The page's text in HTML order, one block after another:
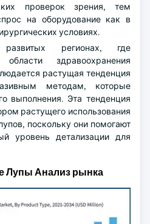
проверок зрения, тем
на оборудование как в
условиях.
регионах, где
здравоохранения
растущая тенденция
методам, которые
выполнения. Эта тенденция
растущего использования
поскольку они помогают
уровень детализации для
Лупы Анализ рынка